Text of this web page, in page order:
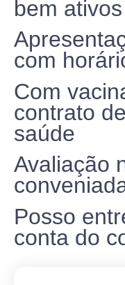
bem ativos
com
Com
contrato
saúde
Avaliação
Posso
conta do